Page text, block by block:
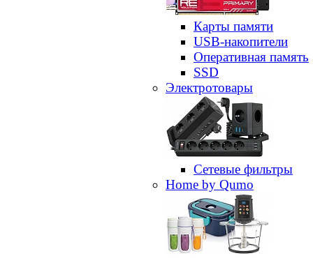
Карты памяти
USB-накопители
Оперативная память
SSD
Электротовары
Сетевые фильтры
Home by Qumo